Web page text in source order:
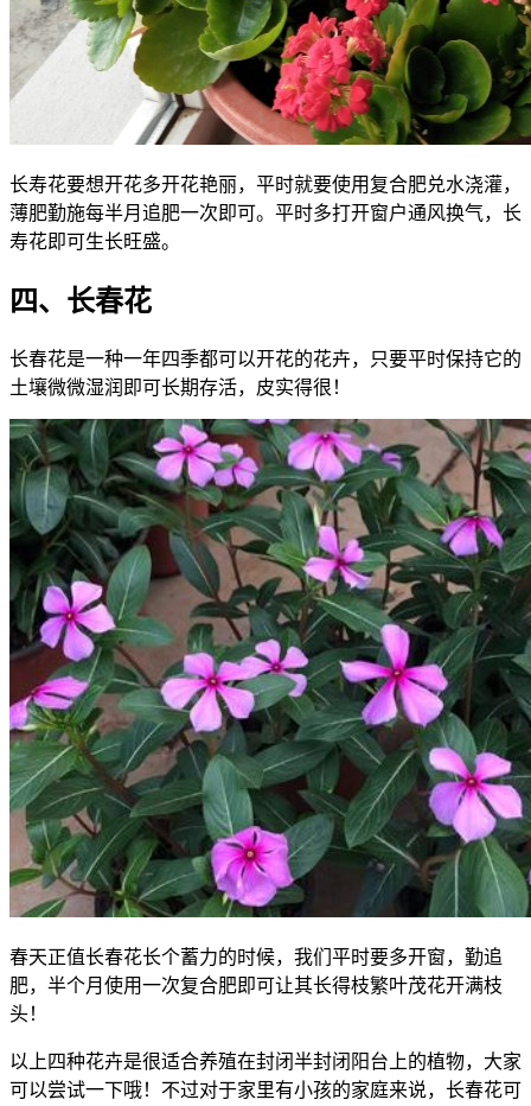
长寿花要想开花多开花艳丽，平时就要使用复合肥兑水浇灌，
薄肥勤施每半月追肥一次即可。平时多打开窗户通风换气，长
寿花即可生长旺盛。
四、长春花
长春花是一种一年四季都可以开花的花卉，只要平时保持它的
土壤微微湿润即可长期存活，皮实得很！
春天正值长春花长个蓄力的时候，我们平时要多开窗，勤追
肥，半个月使用一次复合肥即可让其长得枝繁叶茂花开满枝
头！
以上四种花卉是很适合养殖在封闭半封闭阳台上的植物，大家
可以尝试一下哦！不过对于家里有小孩的家庭来说，长春花可